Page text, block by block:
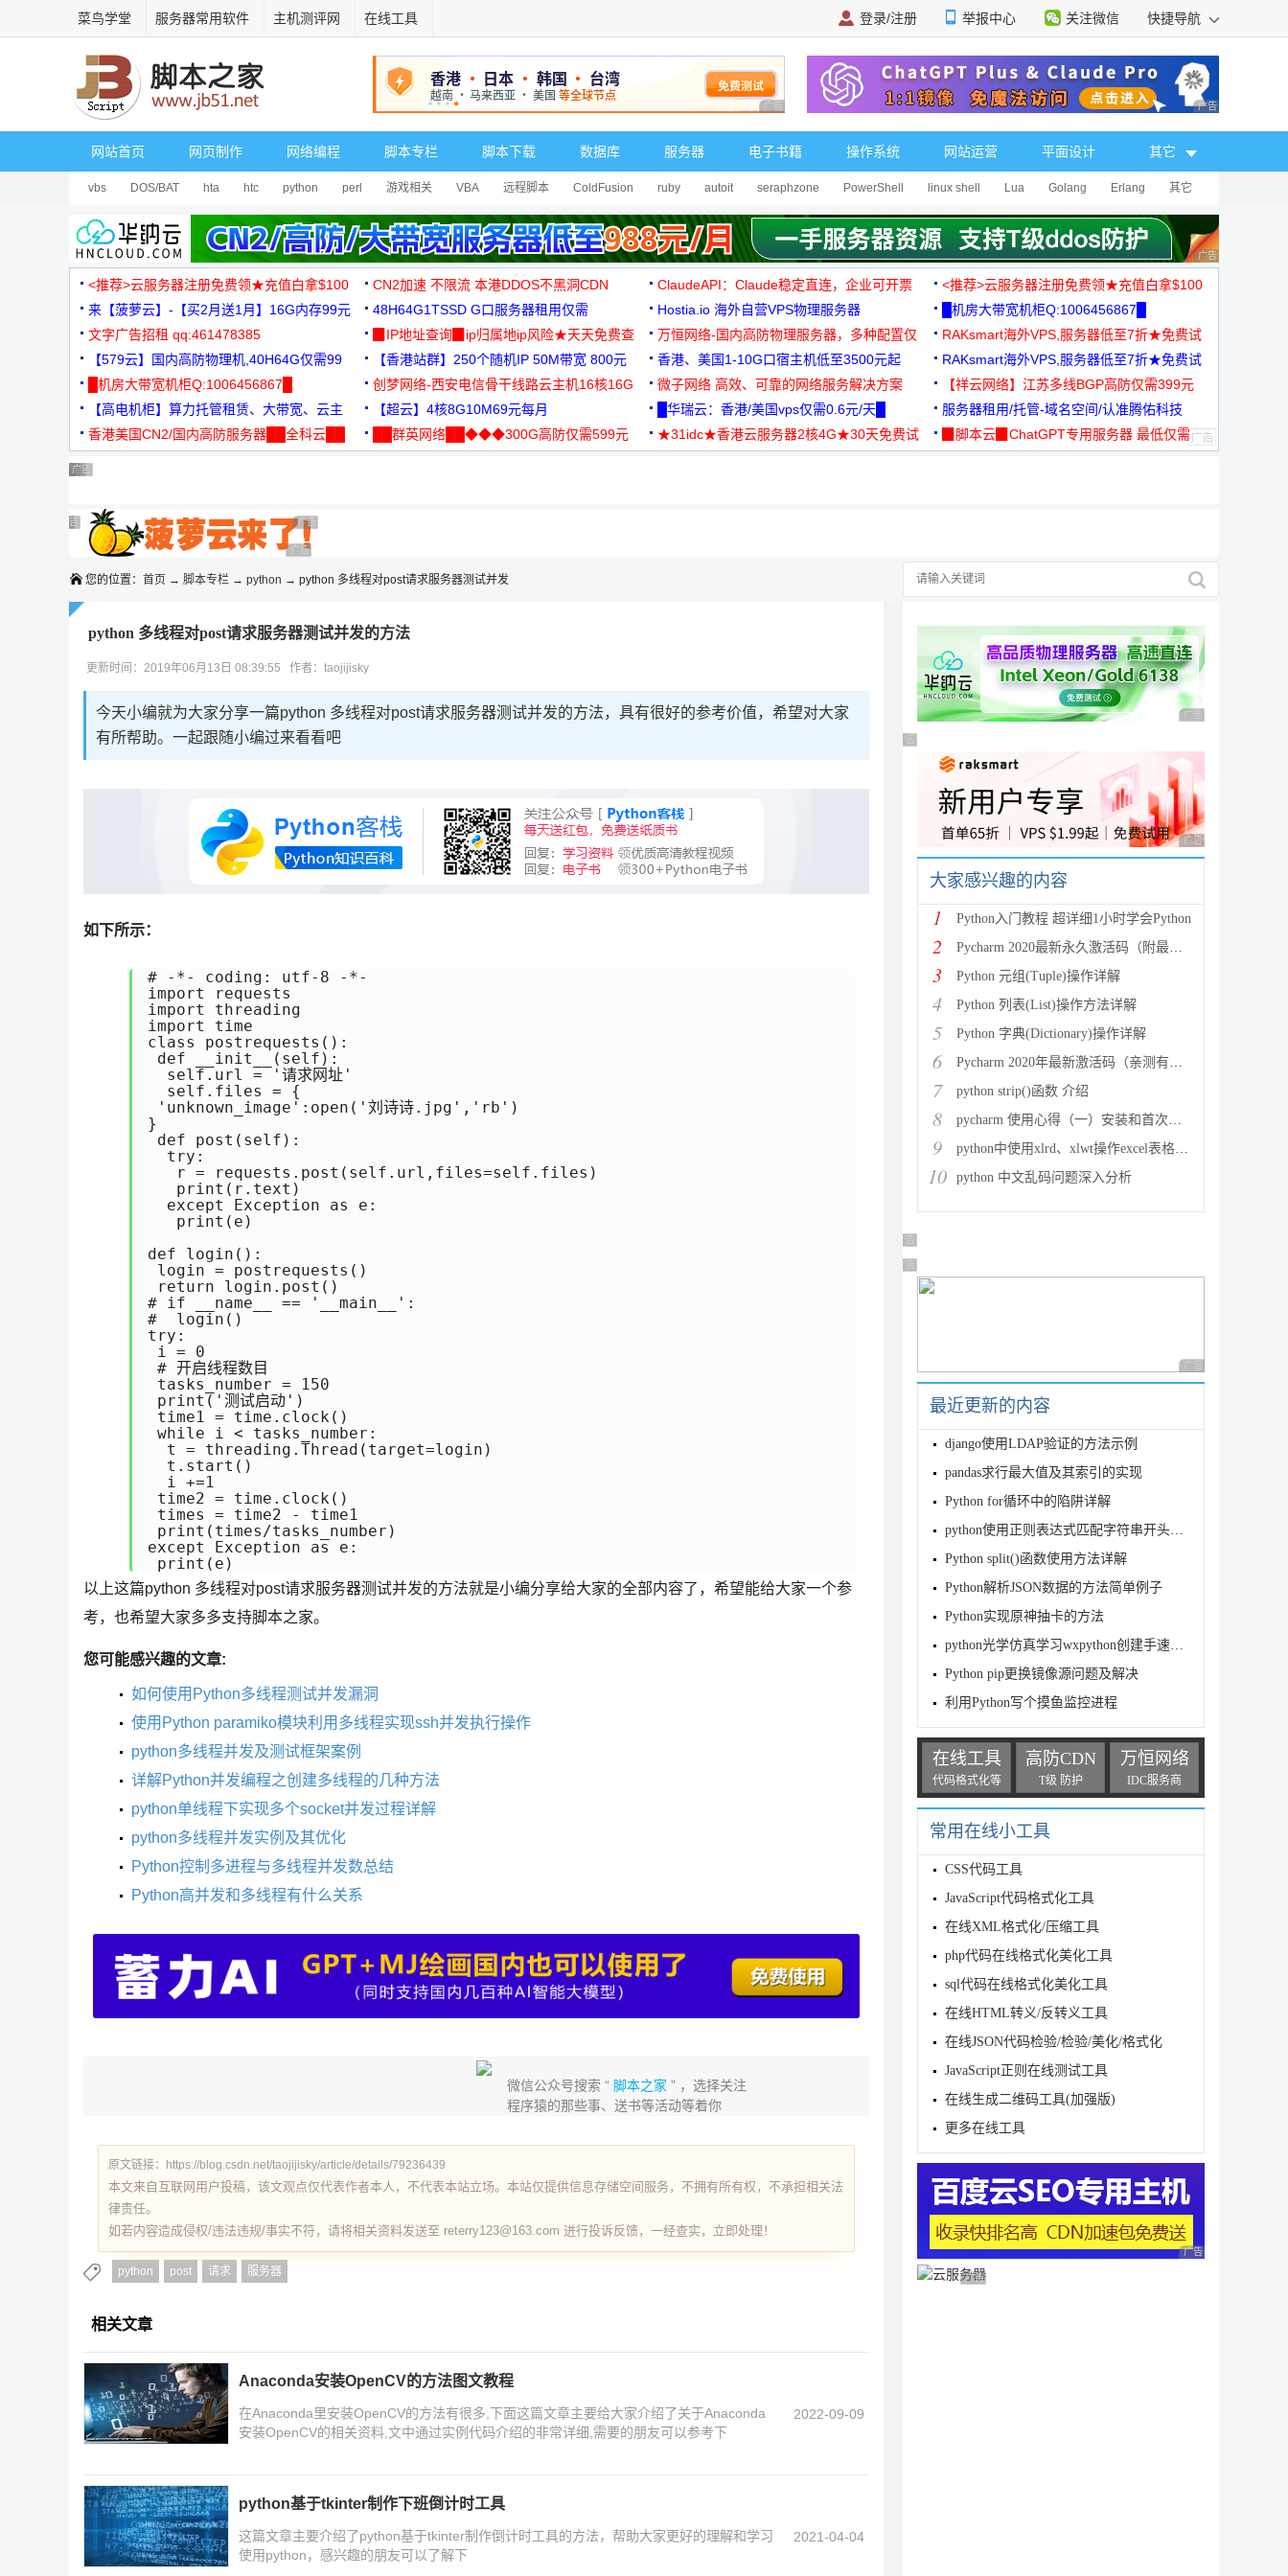
菜鸟学堂 服务器常用软件 主机测评网 在线工具 登录/注册 举报中心 关注微信 快捷导航
广告 商业广告，理性选择 广告 商业广告，理
网站首页 网页制作 网络编程 脚本专栏 脚本下载 数据库 服务器 电子书籍 操作系统 网站运营 平面设计 其它
vbs DOS/BAT hta htc python perl 游戏相关 VBA 远程脚本 ColdFusion ruby autoit seraphzone PowerShell linux shell Lua Golang Erlang 其它
广告 商业广告，理
<推荐>云服务器注册免费领★充值白拿$100 CN2加速 不限流 本港DDOS不黑洞CDN ClaudeAPI：Claude稳定直连，企业可开票
<推荐>云服务器注册免费领★充值白拿$100
来【菠萝云】-【买2月送1月】16G内存99元
48H64G1TSSD G口服务器租用仅需
3000+可免费测试
Hostia.io 海外自营VPS物理服务器
█机房大带宽机柜Q:1006456867█
文字广告招租 qq:461478385
▉IP地址查询▉ip归属地ip风险★天天免费查
万恒网络-国内高防物理服务器，多种配置仅
99元/月起
RAKsmart海外VPS,服务器低至7折★免费试
用★
【579云】国内高防物理机,40H64G仅需99
元
【香港站群】250个随机IP 50M带宽 800元 香港、美国1-10G口宿主机低至3500元起
RAKsmart海外VPS,服务器低至7折★免费试
用★
█机房大带宽机柜Q:1006456867█
创梦网络-西安电信骨干线路云主机16核16G
88元/月
微子网络 高效、可靠的网络服务解决方案
【祥云网络】江苏多线BGP高防仅需399元
【高电机柜】算力托管租赁、大带宽、云主
机
【超云】4核8G10M69元每月 █华瑞云：香港/美国vps仅需0.6元/天█
服务器租用/托管-域名空间/认准腾佑科技
香港美国CN2/国内高防服务器██全科云██
██群英网络██◆◆◆300G高防仅需599元
★31idc★香港云服务器2核4G★30天免费试
▉脚本云▉ChatGPT专用服务器 最低仅需
广告 商业广告，理性选择
广告 商业广告，理性选择
广告 商业广告，理性选择
广告 商业广告，理性选择
广告 商业广告，理性选择
广告 商业广告，理性选择
广告 商业广告，理性选择
广告 商业广告，理性选择
广告 商业广告，理性选择
广告 商业广告，理性选择
您的位置： 首页 → 脚本专栏 → python → python 多线程对post请求服务器测试并发
python 多线程对post请求服务器测试并发的方法
更新时间：2019年06月13日 08:39:55 作者：taojijisky
今天小编就为大家分享一篇python 多线程对post请求服务器测试并发的方法，具有很好的参考价值，希望对大家
有所帮助。一起跟随小编过来看看吧
如下所示：
# -*- coding: utf-8 -*-
import requests
import threading
import time
class postrequests():
def __init__(self):
  self.url = '请求网址'
  self.files = {
'unknown_image':open('刘诗诗.jpg','rb')
}
def post(self):
  try:
   r = requests.post(self.url,files=self.files)
   print(r.text)
  except Exception as e:
   print(e)
def login():
login = postrequests()
return login.post()
# if __name__ == '__main__':
#  login()
try:
i = 0
# 开启线程数目
tasks_number = 150
print('测试启动')
time1 = time.clock()
while i < tasks_number:
  t = threading.Thread(target=login)
  t.start()
  i +=1
time2 = time.clock()
times = time2 - time1
print(times/tasks_number)
except Exception as e:
以上这篇python 多线程对post请求服务器测试并发的方法就是小编分享给大家的全部内容了，希望能给大家一个参
考，也希望大家多多支持脚本之家。
您可能感兴趣的文章:
如何使用Python多线程测试并发漏洞
使用Python paramiko模块利用多线程实现ssh并发执行操作
python多线程并发及测试框架案例
详解Python并发编程之创建多线程的几种方法
python单线程下实现多个socket并发过程详解
python多线程并发实例及其优化
Python控制多进程与多线程并发数总结
Python高并发和多线程有什么关系
微信公众号搜索 “脚本之家 ” ，选择关注
程序猿的那些事、送书等活动等着你
原文链接：https://blog.csdn.net/taojijisky/article/details/79236439
本文来自互联网用户投稿，该文观点仅代表作者本人，不代表本站立场。本站仅提供信息存储空间服务，不拥有所有权，不承担相关法
律责任。
如若内容造成侵权/违法违规/事实不符，请将相关资料发送至 reterry123@163.com 进行投诉反馈，一经查实，立即处理！
python post 请求 服务器
相关文章
Anaconda安装OpenCV的方法图文教程
在Anaconda里安装OpenCV的方法有很多,下面这篇文章主要给大家介绍了关于Anaconda
安装OpenCV的相关资料,文中通过实例代码介绍的非常详细,需要的朋友可以参考下
2022-09-09
python基于tkinter制作下班倒计时工具
这篇文章主要介绍了python基于tkinter制作倒计时工具的方法，帮助大家更好的理解和学习
使用python，感兴趣的朋友可以了解下
2021-04-04
广告 商业广告，理性
广告 商业广告，理性选择
广告 商业广告，理性
大家感兴趣的内容
1 Python入门教程 超详细1小时学会Python
2 Pycharm 2020最新永久激活码（附最新激活码和插件
3 Python 元组(Tuple)操作详解
4 Python 列表(List)操作方法详解
5 Python 字典(Dictionary)操作详解
6 Pycharm 2020年最新激活码（亲测有效）
7 python strip()函数 介绍
8 pycharm 使用心得（一）安装和首次使用
9 python中使用xlrd、xlwt操作excel表格详解
10 python 中文乱码问题深入分析
广告 商业广告，理性选择
广告 商业广告，理性选择
广告 商业广告，理性
最近更新的内容
django使用LDAP验证的方法示例
pandas求行最大值及其索引的实现
Python for循环中的陷阱详解
python使用正则表达式匹配字符串开头并打印示例
Python split()函数使用方法详解
Python解析JSON数据的方法简单例子
Python实现原神抽卡的方法
python光学仿真学习wxpython创建手速测试程序
Python pip更换镜像源问题及解决
利用Python写个摸鱼监控进程
在线工具
代码格式化等
高防CDN
T级 防护
万恒网络
IDC服务商
常用在线小工具
CSS代码工具
JavaScript代码格式化工具
在线XML格式化/压缩工具
php代码在线格式化美化工具
sql代码在线格式化美化工具
在线HTML转义/反转义工具
在线JSON代码检验/检验/美化/格式化
JavaScript正则在线测试工具
在线生成二维码工具(加强版)
更多在线工具
广告 商业广告，理性
广告 商业广告，理性选择